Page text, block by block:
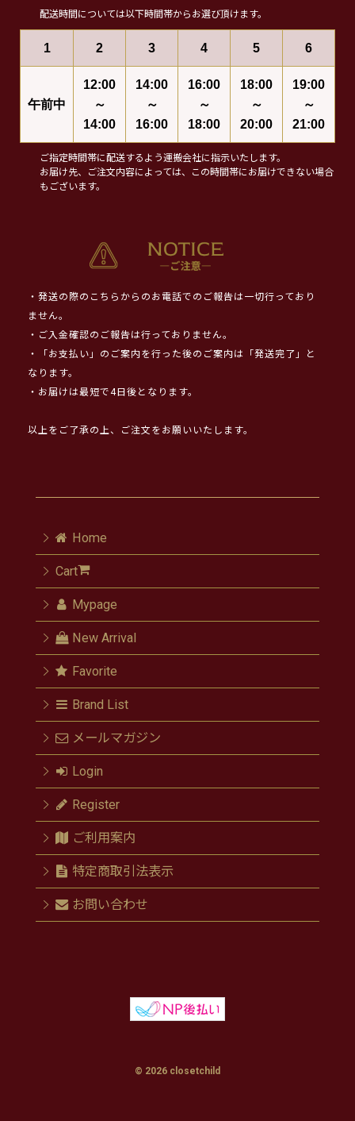
配送時間については以下時間帯からお選び頂けます。
1 2 3 4 5 6
午前中
12:00
～
14:00
14:00
～
16:00
16:00
～
18:00
18:00
～
20:00
19:00
～
21:00
ご指定時間帯に配送するよう運搬会社に指示いたします。
お届け先、ご注文内容によっては、この時間帯にお届けできない場合
もございます。
・発送の際のこちらからのお電話でのご報告は一切行っており
ません。
・ご入金確認のご報告は行っておりません。
・「お支払い」のご案内を行った後のご案内は「発送完了」と
なります。
・お届けは最短で4日後となります。
以上をご了承の上、ご注文をお願いいたします。
Home
Cart
Mypage
New Arrival
Favorite
Brand List
メールマガジン
Login
Register
ご利用案内
特定商取引法表示
お問い合わせ
© 2026 closetchild